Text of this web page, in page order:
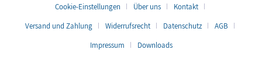
Cookie-Einstellungen Über uns
Kontakt
Versand und Zahlung
Widerrufsrecht Datenschutz
AGB
Impressum
Downloads